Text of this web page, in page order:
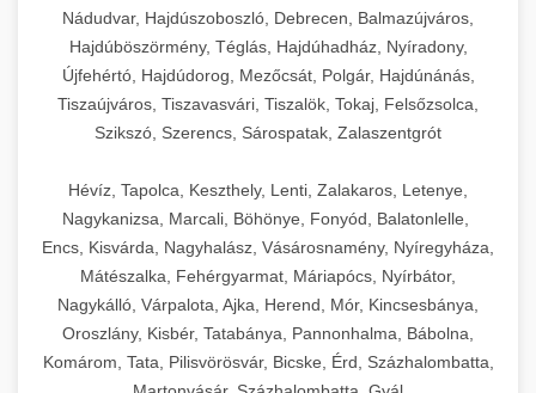
Nádudvar, Hajdúszoboszló, Debrecen, Balmazújváros,
Hajdúböszörmény, Téglás, Hajdúhadház, Nyíradony,
Újfehértó, Hajdúdorog, Mezőcsát, Polgár, Hajdúnánás,
Tiszaújváros, Tiszavasvári, Tiszalök, Tokaj, Felsőzsolca,
Szikszó, Szerencs, Sárospatak, Zalaszentgrót
Hévíz, Tapolca, Keszthely, Lenti, Zalakaros, Letenye,
Nagykanizsa, Marcali, Böhönye, Fonyód, Balatonlelle,
Encs, Kisvárda, Nagyhalász, Vásárosnamény, Nyíregyháza,
Mátészalka, Fehérgyarmat, Máriapócs, Nyírbátor,
Nagykálló, Várpalota, Ajka, Herend, Mór, Kincsesbánya,
Oroszlány, Kisbér, Tatabánya, Pannonhalma, Bábolna,
Komárom, Tata, Pilisvörösvár, Bicske, Érd, Százhalombatta,